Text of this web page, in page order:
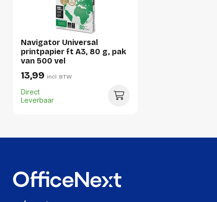
Per doos
Hoeveelheid:
5 stuks
Breedte:
Hoogte:
280 millimeter
Hoeveelheid:
120 stuks
Navigator Universal
printpapier ft A3, 80 g, pak
van 500 vel
13,99 incl. BTW
Direct
Leverbaar